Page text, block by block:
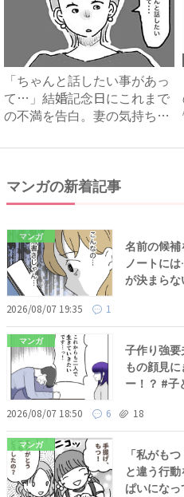
「ちゃんと話したい事があっ
て…」結婚記念日にこれまで
の不満を告白。妻の気持ち
マンガの新着記事
マンガ
名前の候
ノートに
が決まらな
2026/08/07 19:35 1
マンガ
子作り強
もの顔見
ー！？ #子
2026/08/07 18:50 6 18
マンガ
「私がも
と違う行
ぱいになっ